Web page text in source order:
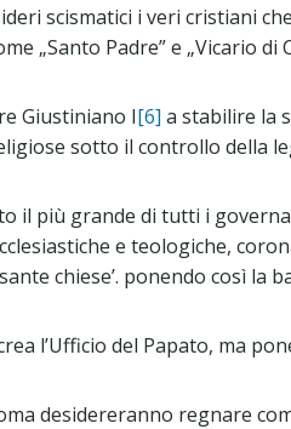
scismatici i veri cristiani
„Santo Padre” e „Vicario di
Giustiniano I[6] a stabilire la
sotto il controllo della
il più grande di tutti i
e teologiche,
chiese’. ponendo così la
l’Ufficio del Papato, ma
desidereranno regnare